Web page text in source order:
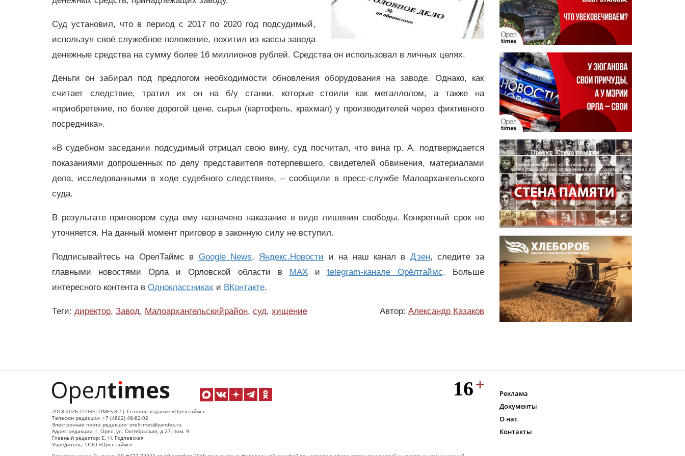
Суд установил, что в период с 2017 по 2020 год подсудимый,
используя своё служебное положение, похитил из кассы завода
денежные средства на сумму более 16 миллионов рублей. Средства он использовал в личных целях.
Деньги он забирал под предлогом необходимости обновления оборудования на заводе. Однако, как
считает следствие, тратил их он на б/у станки, которые стоили как металлолом, а также на
«приобретение, по более дорогой цене, сырья (картофель, крахмал) у производителей через фиктивного
посредника».
«В судебном заседании подсудимый отрицал свою вину, суд посчитал, что вина гр. А. подтверждается
показаниями допрошенных по делу представителя потерпевшего, свидетелей обвинения, материалами
дела, исследованными в ходе судебного следствия», – сообщили в пресс-службе Малоархангельского
суда.
В результате приговором суда ему назначено наказание в виде лишения свободы. Конкретный срок не
уточняется. На данный момент приговор в законную силу не вступил.
Подписывайтесь на ОрелТаймс в Google News, Яндекс.Новости и на наш канал в Дзен, следите за
главными новостями Орла и Орловской области в MAXи telegram-канале Орёлтаймс. Больше
интересного контента в Одноклассниках и ВКонтакте.
Теги: директор, Завод, Малоархангельскийрайон, суд, хищение Автор: Александр Казаков
2018-2026 © ORELTIMES.RU | Сетевое издание «Орелтаймс»
Телефон редакции: +7 (4862) 48-82-92
Электронная почта редакции: oreltimes@yandex.ru
Адрес редакции: г. Орел, ул. Октябрьская, д.27, пом. 9
Главный редактор: Е. Н. Годлевская
Учредитель: ООО «Орелтаймс»
Реклама
Документы
О нас
Контакты